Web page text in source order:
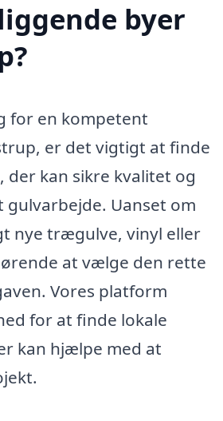
byer
for en kompetent
er det vigtigt at finde
der kan sikre kvalitet og
Uanset om
nye trægulve, vinyl eller
at vælge den rette
Vores platform
for at finde lokale
kan hjælpe med at